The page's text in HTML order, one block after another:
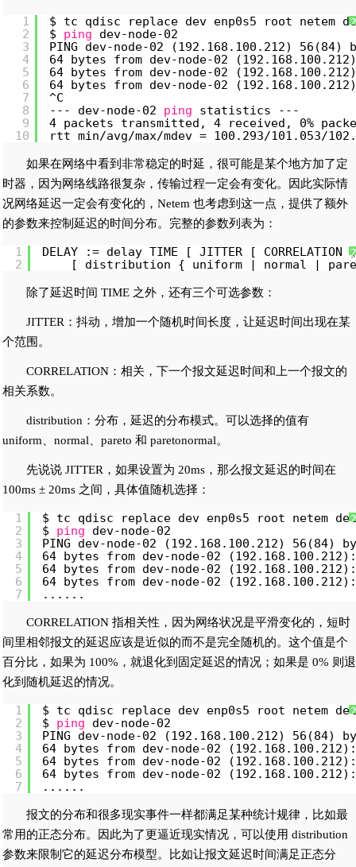
?
1
2
3
4
5
6
7
8
9
10
$ tc qdisc replace dev enp0s5 root netem
$ ping
dev-node-02
PING dev-node-02 (192.168.100.212)
64 bytes from dev-node-02
64 bytes from dev-node-02
64 bytes from dev-node-02
^C
--- dev-node-02 ping
statistics ---
4 packets transmitted, 4 received, 0%
rtt min/avg/max/mdev = 100.293/101 .053/102
如果在网络中看到非常稳定的时延，很可能是某个地方加了定
时器，因为网络线路很复杂，传输过程一定会有变化。因此实际情
况网络延迟一定会有变化的，Netem 也考虑到这一点，提供了额外
的参数来控制延迟的时间分布。完整的参数列表为：
?
1
2
DELAY := delay TIME [ JITTER [
[ distribution { uniform | normal |
除了延迟时间 TIME 之外，还有三个可选参数：
JITTER：抖动，增加一个随机时间长度，让延迟时间出现在某
个范围。
CORRELATION：相关，下一个报文延迟时间和上一个报文的
相关系数。
distribution：分布，延迟的分布模式。可以选择的值有
uniform、normal、pareto 和 paretonormal。
先说说 JITTER，如果设置为 20ms，那么报文延迟的时间在
100ms ± 20ms 之间，具体值随机选择：
?
1
2
3
4
5
6
7
$ tc qdisc replace dev enp0s5 root netem
$ ping
dev-node-02
PING dev-node-02 (192.168.100.212) 56(84)
64 bytes from dev-node-02
64 bytes from dev-node-02
64 bytes from dev-node-02
......
CORRELATION 指相关性，因为网络状况是平滑变化的，短时
间里相邻报文的延迟应该是近似的而不是完全随机的。这个值是个
百分比，如果为 100%，就退化到固定延迟的情况；如果是 0% 则退
化到随机延迟的情况。
?
1
2
3
4
5
6
7
$ tc qdisc replace dev enp0s5 root netem
$ ping
dev-node-02
PING dev-node-02 (192.168.100.212) 56(84)
64 bytes from dev-node-02
64 bytes from dev-node-02
64 bytes from dev-node-02
......
报文的分布和很多现实事件一样都满足某种统计规律，比如最
常用的正态分布。因此为了更逼近现实情况，可以使用 distribution
参数来限制它的延迟分布模型。比如让报文延迟时间满足正态分